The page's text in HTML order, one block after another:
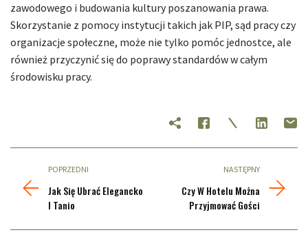
zawodowego i budowania kultury poszanowania prawa.
Skorzystanie z pomocy instytucji takich jak PIP, sąd pracy czy
organizacje społeczne, może nie tylko pomóc jednostce, ale
również przyczynić się do poprawy standardów w całym
środowisku pracy.
POPRZEDNI
Jak Się Ubrać Elegancko
I Tanio
NASTĘPNY
Czy W Hotelu Można
Przyjmować Gości